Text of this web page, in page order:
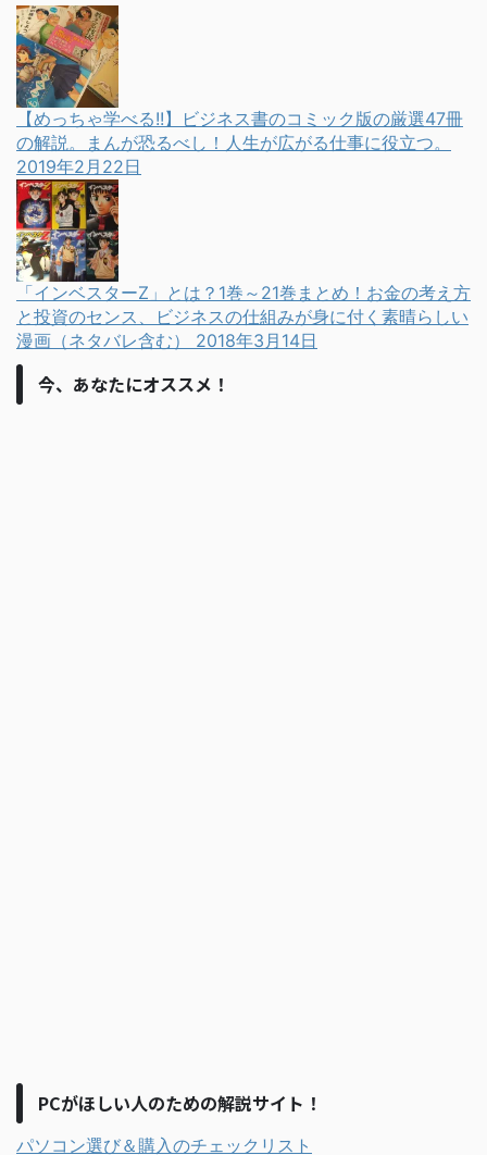
【めっちゃ学べる!!】ビジネス書のコミック版の厳選47冊
の解説。まんが恐るべし！人生が広がる仕事に役立つ。
2019年2月22日
「インベスターZ」とは？1巻～21巻まとめ！お金の考え方
と投資のセンス、ビジネスの仕組みが身に付く素晴らしい
漫画（ネタバレ含む） 2018年3月14日
今、あなたにオススメ！
PCがほしい人のための解説サイト！
パソコン選び＆購入のチェックリスト